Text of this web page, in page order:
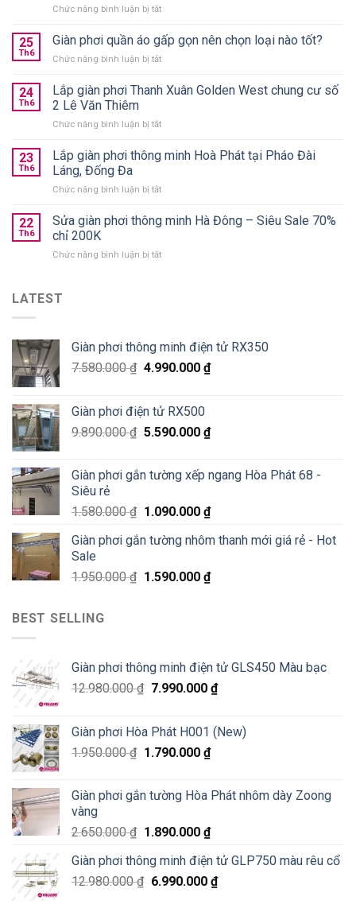
Chức năng bình luận bị tắtở
giàn
phơi
thông
treo
hãng
từ
25
Th6
Giàn phơi quần áo gấp gọn nên chọn loại nào tốt?
Chức năng bình luận bị tắtở
phơi
gấp
nên
nào
24
Th6
Lắp giàn phơi Thanh Xuân Golden West chung cư số
2 Lê Văn Thiêm
Chức năng bình luận bị tắtở
giàn
Xuân
West
số
23
Th6
Lắp giàn phơi thông minh Hoà Phát tại Pháo Đài
Láng, Đống Đa
Chức năng bình luận bị tắtở
giàn
phơi
minh
Đống
Đa
22
Th6
Sửa giàn phơi thông minh Hà Đông – Siêu Sale 70%
chỉ 200K
Chức năng bình luận bị tắtở
Đông
–
Siêu
chỉ
200K
LATEST
Giàn phơi thông minh điện tử RX350
7.580.000₫ 4.990.000 ₫
Giàn phơi điện tử RX500
9.890.000₫ 5.590.000 ₫
Giàn phơi gắn tường xếp ngang Hòa Phát 68 -
Siêu rẻ
1.580.000₫ 1.090.000 ₫
Giàn phơi gắn tường nhôm thanh mới giá rẻ - Hot
Sale
1.950.000₫ 1.590.000 ₫
BEST SELLING
Giàn phơi thông minh điện tử GLS450 Màu bạc
12.980.000₫ 7.990.000 ₫
Giàn phơi Hòa Phát H001 (New)
1.950.000₫ 1.790.000 ₫
Giàn phơi gắn tường Hòa Phát nhôm dày Zoong
vàng
2.650.000₫ 1.890.000 ₫
Giàn phơi thông minh điện tử GLP750 màu rêu cổ
12.980.000₫ 6.990.000 ₫